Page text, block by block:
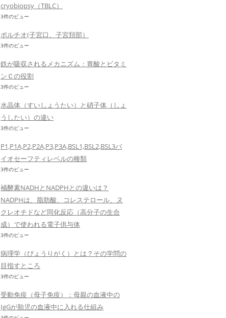
cryobiopsy（TBLC）
3件のビュー
ポルチオ(子宮口、子宮頚部）
3件のビュー
鉄が吸収されるメカニズム：胃酸とビタミ
ンＣの役割
3件のビュー
水晶体（すいしょうたい）と硝子体（しょ
うしたい）の違い
3件のビュー
P1,P1A,P2,P2A,P3,P3A,BSL1,BSL2,BSL3バ
イオセーフティレベルの種類
3件のビュー
補酵素NADHとNADPHとの違いは？
NADPHは、脂肪酸、コレステロール、ヌ
クレオチドなど同化反応（高分子の生合
成）で使われる電子供与体
3件のビュー
病理学（びょうりがく）とは？その学問の
目指すところ
3件のビュー
受動免疫（母子免疫）：母親の血液中の
IgGが胎児の血液中に入れる仕組み